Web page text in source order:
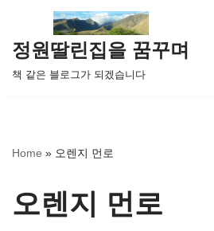
콘
텐
츠
뛰
정원딸린집을 꿈꾸며
책 같은 블로그가 되겠습니다
Home » 오렌지 먼로
오렌지 먼로